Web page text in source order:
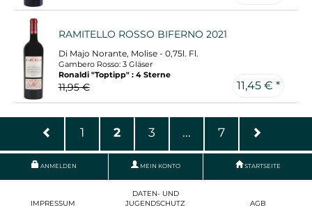
RAMITELLO ROSSO BIFERNO 2021
Di Majo Norante, Molise - 0,75l. Fl.
Gambero Rosso: 3 Gläser
Ronaldi "Toptipp" : 4 Sterne
11,95 € 11,45 € *
1 2 3 ... 7
ANMELDEN MEIN KONTO STARTSEITE
IMPRESSUM
DATEN- UND
JUGENDSCHUTZ
AGB